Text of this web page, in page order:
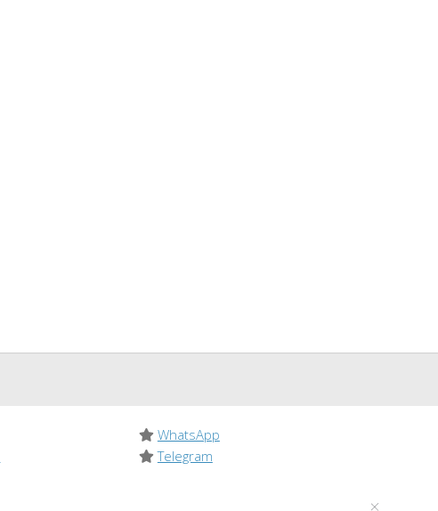
WhatsApp
Telegram